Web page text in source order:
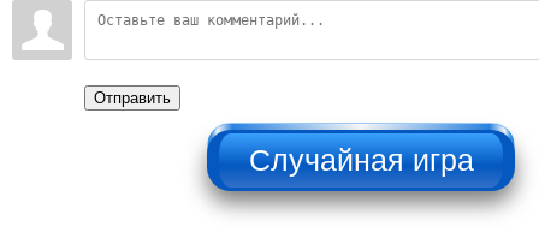
Отправить
НЕ НАЖИМАТЬ!!!